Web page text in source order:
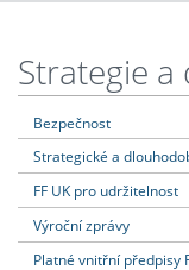
Strategie
Bezpečnost
Strategické a
FF UK pro udržitelnost
Výroční zprávy
Platné vnitřní předpisy